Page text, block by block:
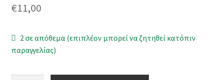
€11,00
2 σε απόθεμα (επιπλέον μπορεί να ζητηθεί κατόπιν
παραγγελίας)